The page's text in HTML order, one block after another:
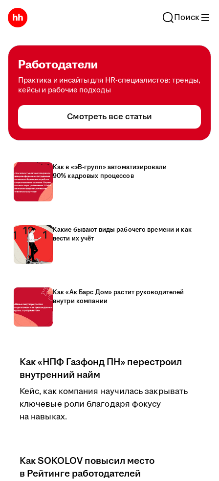
Поиск
Работодатели
Практика и инсайты для HR-специалистов: тренды,
кейсы и рабочие подходы
Смотреть все статьи
Как в «эВ-групп» автоматизировали
90% кадровых процессов
Какие бывают виды рабочего времени и как
вести их учёт
Как «Ак Барс Дом» растит руководителей
внутри компании
Как «НПФ Газфонд ПН» перестроил
внутренний найм
Кейс, как компания научилась закрывать
ключевые роли благодаря фокусу
на навыках.
Как SOKOLOV повысил место
в Рейтинге работодателей